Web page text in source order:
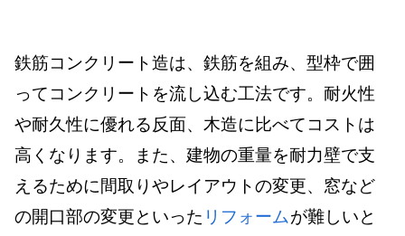
鉄筋コンクリート造は、鉄筋を組み、型枠で囲
ってコンクリートを流し込む工法です。耐火性
や耐久性に優れる反面、木造に比べてコストは
高くなります。また、建物の重量を耐力壁で支
えるために間取りやレイアウトの変更、窓など
の開口部の変更といった リフォームが難しいと